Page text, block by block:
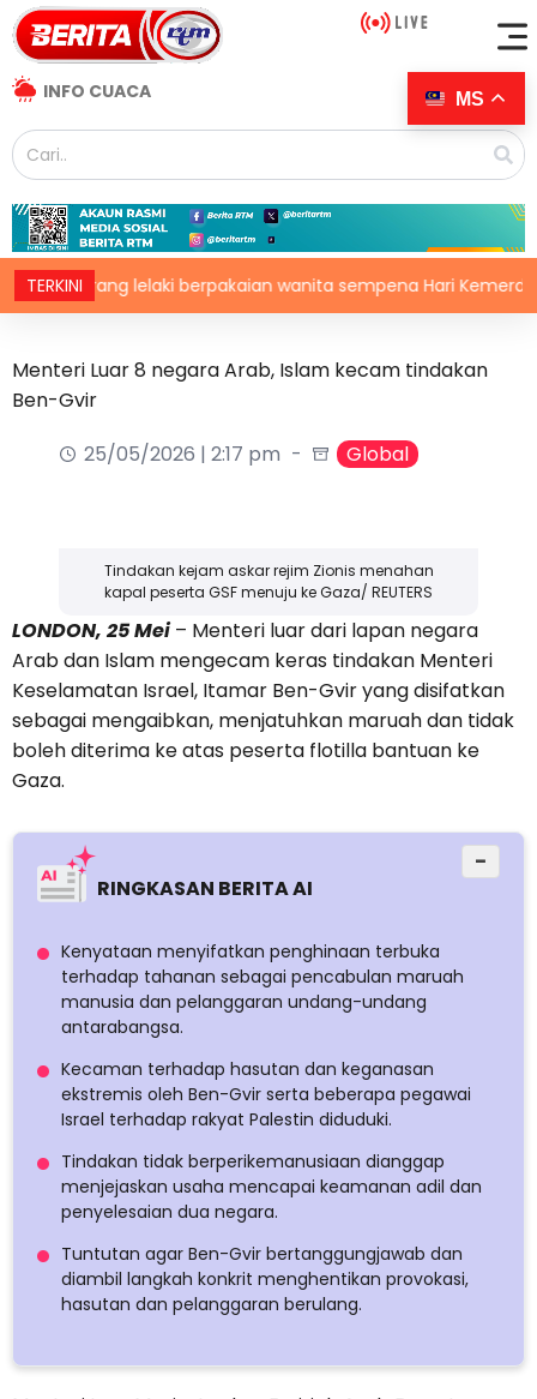
INFO CUACA
TERKINI
larang lelaki berpakaian wanita sempena Hari Kemerdekaan
Menteri Luar 8 negara Arab, Islam kecam tindakan
Ben-Gvir
25/05/2026 | 2:17 pm
Global
Tindakan kejam askar rejim Zionis menahan
kapal peserta GSF menuju ke Gaza/ REUTERS
LONDON, 25 Mei– Menteri luar dari lapan negara
Arab dan Islam mengecam keras tindakan Menteri
Keselamatan Israel, Itamar Ben-Gvir yang disifatkan
sebagai mengaibkan, menjatuhkan maruah dan tidak
boleh diterima ke atas peserta flotilla bantuan ke
Gaza.
RINGKASAN BERITA AI
−
Kenyataan menyifatkan penghinaan terbuka
terhadap tahanan sebagai pencabulan maruah
manusia dan pelanggaran undang-undang
antarabangsa.
Kecaman terhadap hasutan dan keganasan
ekstremis oleh Ben-Gvir serta beberapa pegawai
Israel terhadap rakyat Palestin diduduki.
Tindakan tidak berperikemanusiaan dianggap
menjejaskan usaha mencapai keamanan adil dan
penyelesaian dua negara.
Tuntutan agar Ben-Gvir bertanggungjawab dan
diambil langkah konkrit menghentikan provokasi,
hasutan dan pelanggaran berulang.
MS